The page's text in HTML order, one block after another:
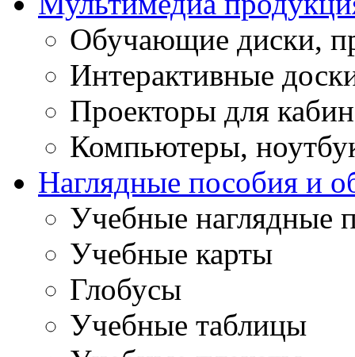
Обучающие диски,
Интерактивные
Проекторы для
Компьютеры,
Наглядные пособия и
Учебные наглядные
Учебные карты
Глобусы
Учебные таблицы